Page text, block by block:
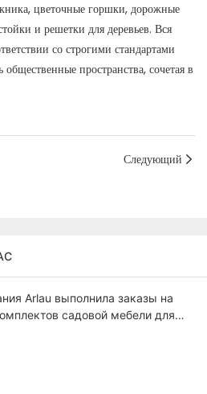
цветочные горшки, дорожные
и решетки для деревьев. Вся
со строгими стандартами
общественные пространства, сочетая в
Следующий
Arlau выполнила заказы на
садовой мебели для